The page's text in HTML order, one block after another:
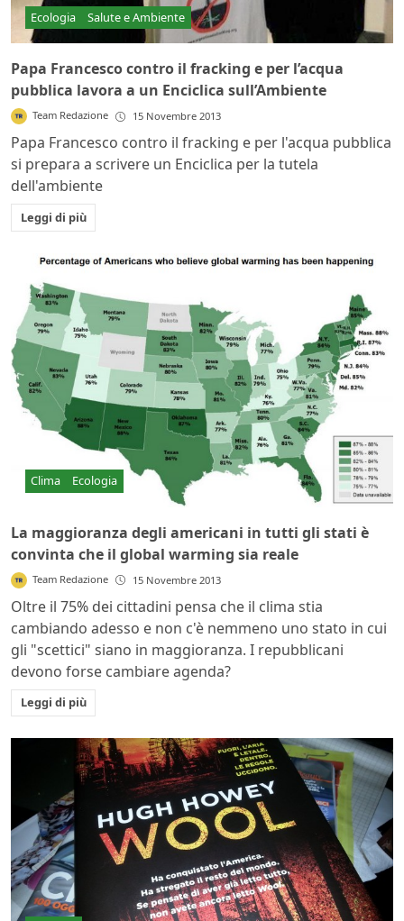
Ecologia Salute e Ambiente
Papa Francesco contro il fracking e per l’acqua
pubblica lavora a un Enciclica sull’Ambiente
Team Redazione 15 Novembre 2013
Papa Francesco contro il fracking e per l'acqua pubblica
si prepara a scrivere un Enciclica per la tutela
dell'ambiente
Leggi di più
Clima Ecologia
La maggioranza degli americani in tutti gli stati è
convinta che il global warming sia reale
Team Redazione 15 Novembre 2013
Oltre il 75% dei cittadini pensa che il clima stia
cambiando adesso e non c'è nemmeno uno stato in cui
gli "scettici" siano in maggioranza. I repubblicani
devono forse cambiare agenda?
Leggi di più